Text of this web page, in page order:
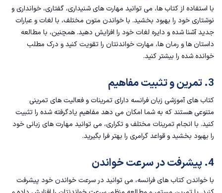
با استفاده از کتاب ها، می توانید مهارت های شنیداری، گفتاری، خوانداری و
نوشتاری خود را بهبود بخشید. با خواندن متون مختلف، با لغات و عبارات
جدید آشنا شده و دایره لغات خود را افزایش دهید. همچنین، با مطالعه
داستان ها و رمان ها، مهارت خواندنتان را تقویت کنید و درک مطلب
خوانده شده را بیشتر کنید.
3. تمرین و تثبیت مفاهیم
کتاب های آموزشی زبان فرانسه دارای تمرینات و فعالیت های تمرینی
متنوعی هستند که به شما امکان می دهد مفاهیم یادگرفته شده را تثبیت
کنید. با انجام تمرینات مختلف و تکراری، می توانید مهارت های زبانی خود
را بهبود بخشید و قواعد گرامری را بهتر فرا بگیرید.
4. پیشرفت در سرعت خواندن
با خواندن کتاب های فرانسه، می توانید در سرعت خواندن خود پیشرفت